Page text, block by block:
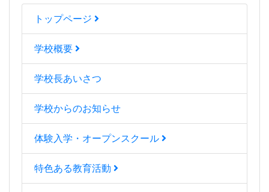
トップページ
学校概要
学校長あいさつ
学校からのお知らせ
体験入学・オープンスクール
特色ある教育活動